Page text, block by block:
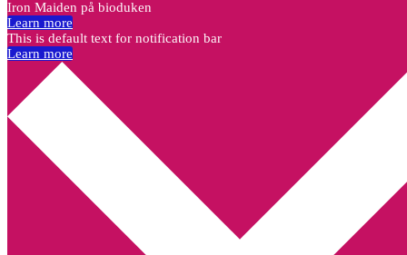
Iron Maiden på bioduken
Learn more
This is default text for notification bar
Learn more